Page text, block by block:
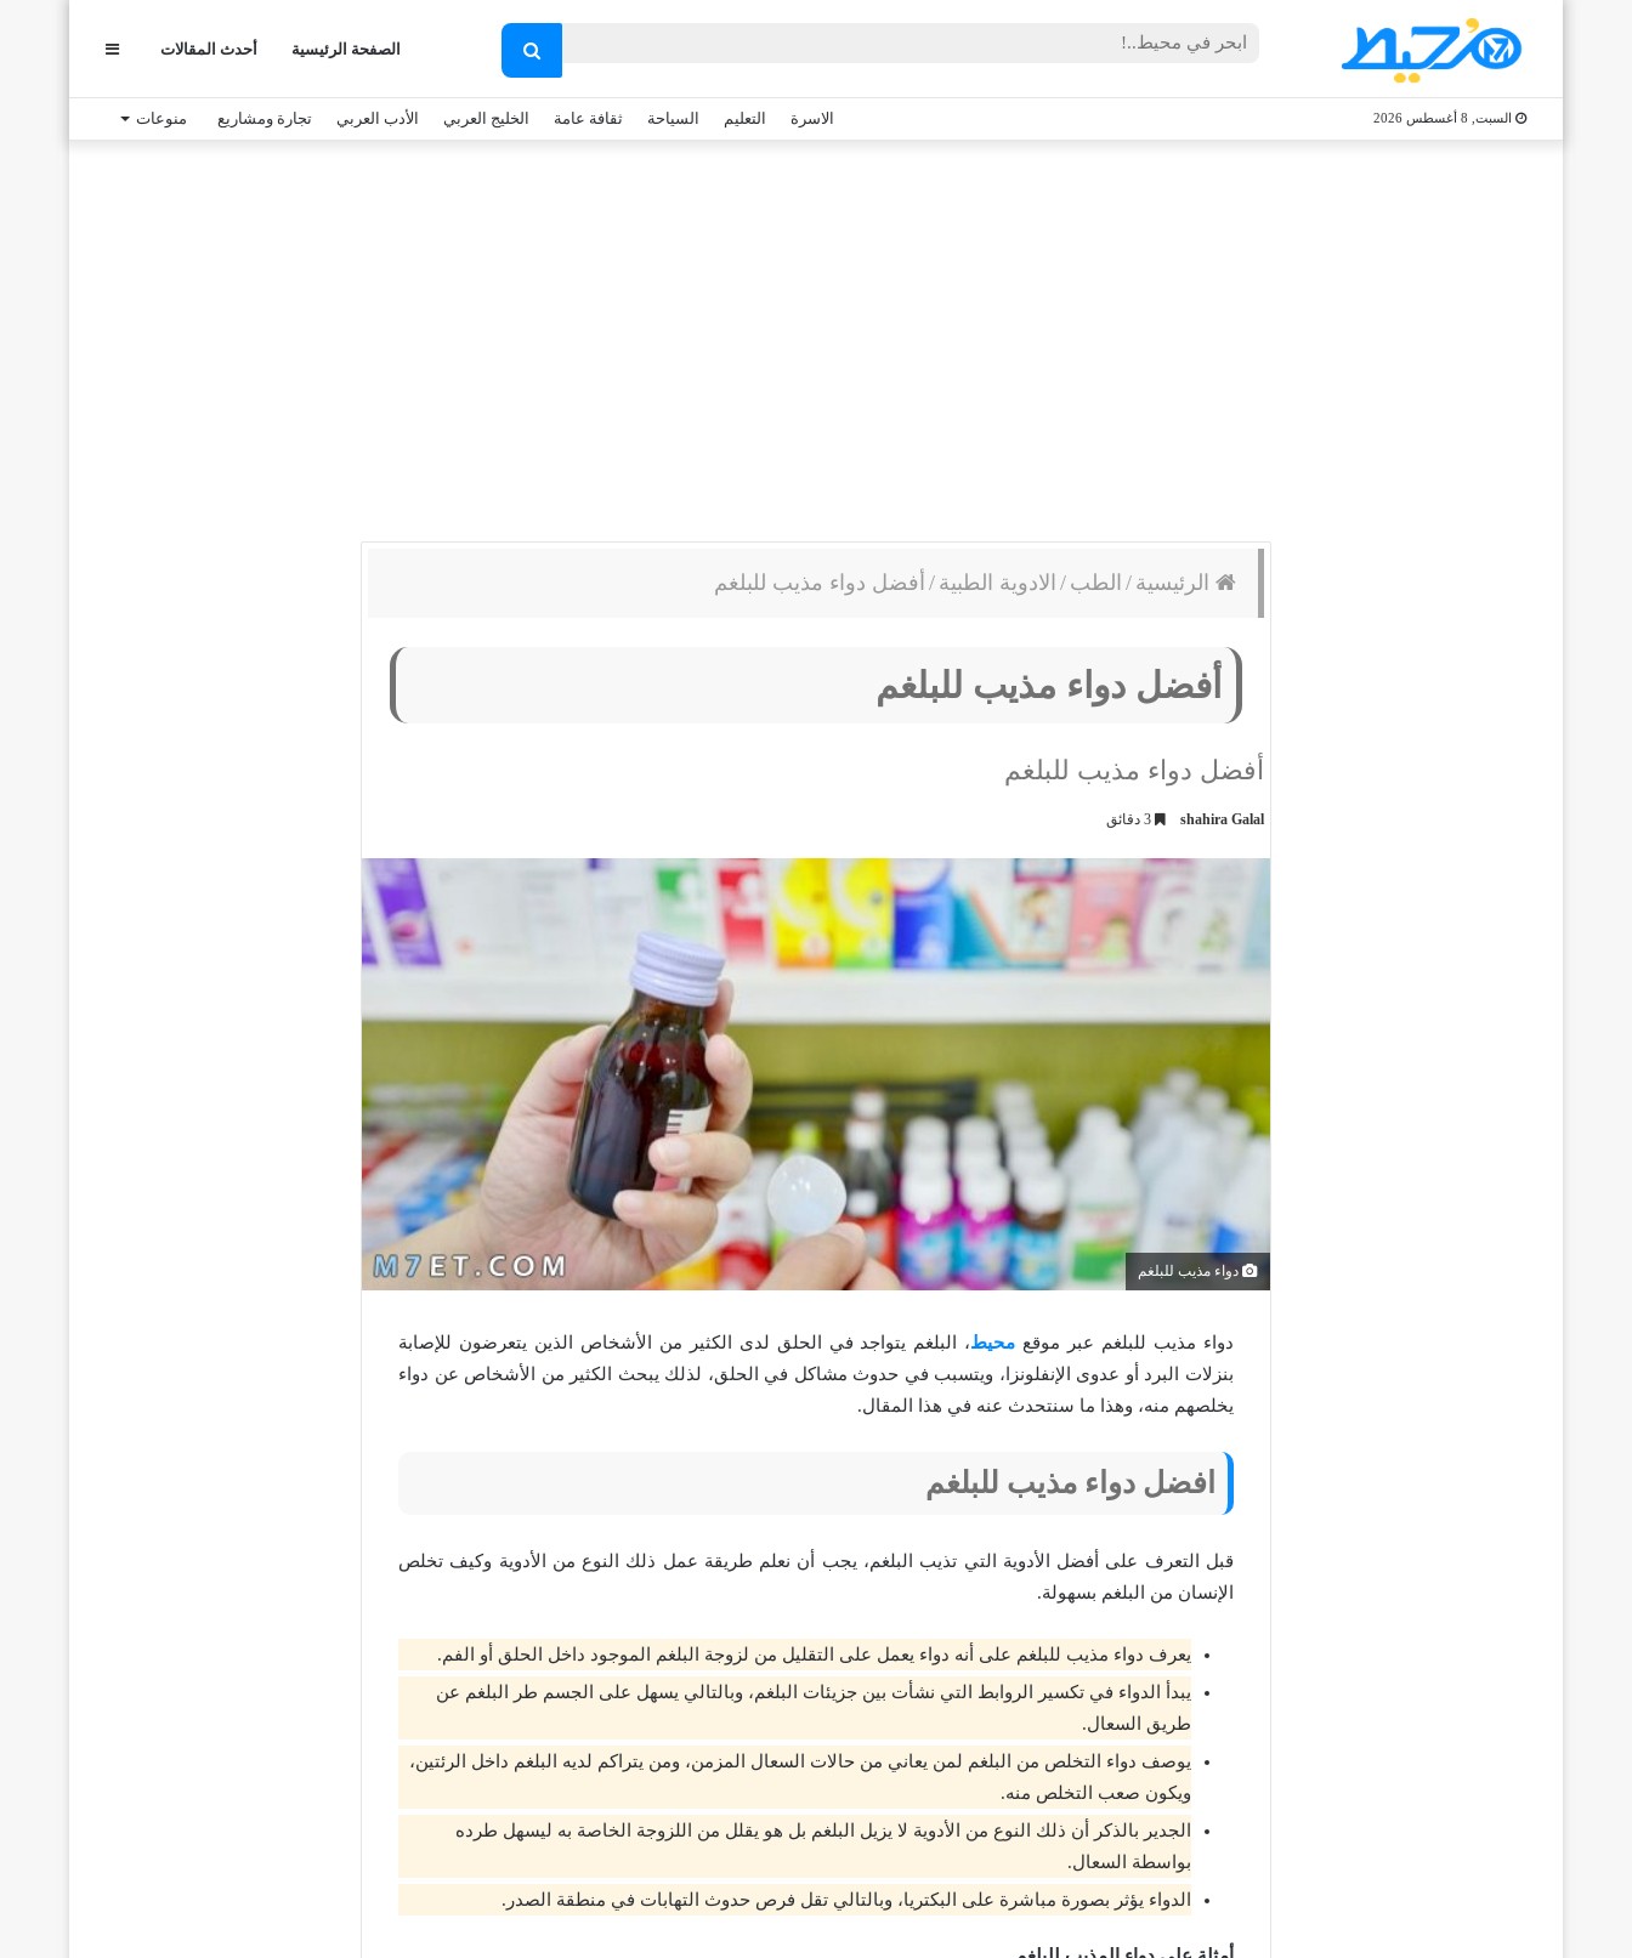
بحث
عن
الصفحة الرئيسية أحدث المقالات
السبت, 8 أغسطس 2026 الاسرة التعليم السياحة ثقافة عامة الخليج العربي الأدب العربي تجارة ومشاريع منوعات
الرئيسية / الطب / الادوية الطبية / أفضل دواء مذيب للبلغم
أفضل دواء مذيب للبلغم
أفضل دواء مذيب للبلغم
shahira Galal
دواء مذيب للبلغم
دواء مذيب للبلغم عبر موقع محيط، البلغم يتواجد في الحلق لدى الكثير من الأشخاص الذين يتعرضون للإصابة
بنزلات البرد أو عدوى الإنفلونزا، ويتسبب في حدوث مشاكل في الحلق، لذلك يبحث الكثير من الأشخاص عن دواء
يخلصهم منه، وهذا ما سنتحدث عنه في هذا المقال.
افضل دواء مذيب للبلغم
قبل التعرف على أفضل الأدوية التي تذيب البلغم، يجب أن نعلم طريقة عمل ذلك النوع من الأدوية وكيف تخلص
الإنسان من البلغم بسهولة.
يعرف دواء مذيب للبلغم على أنه دواء يعمل على التقليل من لزوجة البلغم الموجود داخل الحلق أو الفم.
يبدأ الدواء في تكسير الروابط التي نشأت بين جزيئات البلغم، وبالتالي يسهل على الجسم طر البلغم عن
طريق السعال.
يوصف دواء التخلص من البلغم لمن يعاني من حالات السعال المزمن، ومن يتراكم لديه البلغم داخل الرئتين،
ويكون صعب التخلص منه.
الجدير بالذكر أن ذلك النوع من الأدوية لا يزيل البلغم بل هو يقلل من اللزوجة الخاصة به ليسهل طرده
بواسطة السعال.
الدواء يؤثر بصورة مباشرة على البكتريا، وبالتالي تقل فرص حدوث التهابات في منطقة الصدر.